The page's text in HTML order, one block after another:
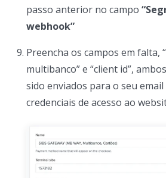
passo anterior no campo
webhook”
Preencha os campos em falta,
multibanco” e “client id”,
sido enviados para o seu
credenciais de acesso ao